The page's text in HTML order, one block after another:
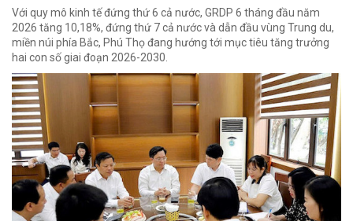
Với quy mô kinh tế đứng thứ 6 cả nước, GRDP 6 tháng đầu năm
2026 tăng 10,18%, đứng thứ 7 cả nước và dẫn đầu vùng Trung du,
miền núi phía Bắc, Phú Thọ đang hướng tới mục tiêu tăng trưởng
hai con số giai đoạn 2026-2030.